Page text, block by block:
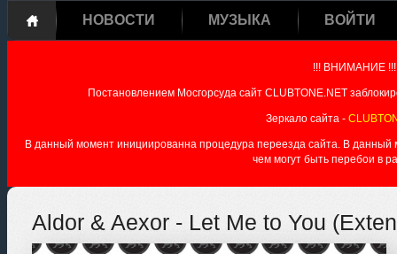
НОВОСТИ МУЗЫКА ВОЙТИ
!!! ВНИМАНИЕ !!!
Постановлением Мосгорсуда сайт CLUBTONE.NET
Зеркало сайта -
В данный момент инициированна процедура переезда сайта. В данный
чем могут быть перебои в
Aldor & Aexor - Let Me to You